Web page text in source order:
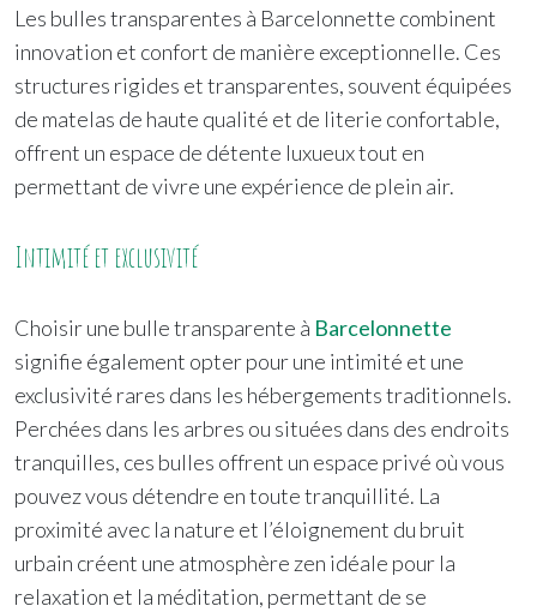
Les bulles transparentes à Barcelonnette combinent
innovation et confort de manière exceptionnelle. Ces
structures rigides et transparentes, souvent équipées
de matelas de haute qualité et de literie confortable,
offrent un espace de détente luxueux tout en
permettant de vivre une expérience de plein air.
Intimité et exclusivité
Choisir une bulle transparente à Barcelonnette
signifie également opter pour une intimité et une
exclusivité rares dans les hébergements traditionnels.
Perchées dans les arbres ou situées dans des endroits
tranquilles, ces bulles offrent un espace privé où vous
pouvez vous détendre en toute tranquillité. La
proximité avec la nature et l’éloignement du bruit
urbain créent une atmosphère zen idéale pour la
relaxation et la méditation, permettant de se